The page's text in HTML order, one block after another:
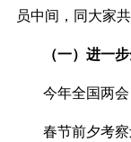
员中间，同大家
（一）进一
今年全国两
春节前夕考